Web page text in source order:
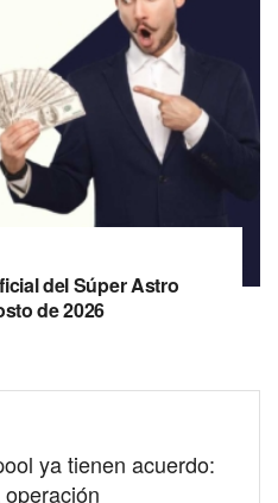
del Súper Astro
de 2026
ya tienen acuerdo: